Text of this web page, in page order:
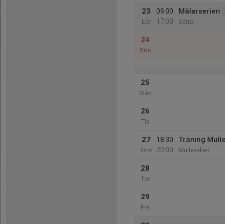
23
Lör
09:00
17:00
Mälarserien
Sätra
24
Sön
25
Mån
26
Tis
27
Ons
18:30
20:00
Träning
Mullevallen
28
Tor
29
Fre